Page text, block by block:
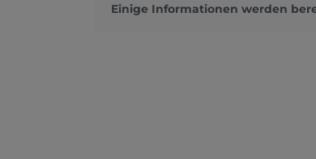
Einige Informationen werden